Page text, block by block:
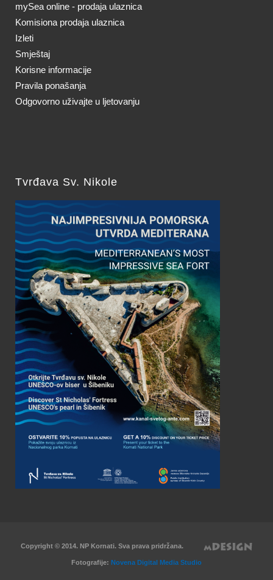
mySea online - prodaja ulaznica
Komisiona prodaja ulaznica
Izleti
Smještaj
Korisne informacije
Pravila ponašanja
Odgovorno uživajte u ljetovanju
Tvrđava Sv. Nikole
Copyright © 2014. NP Kornati. Sva prava pridržana.
Fotografije: Novena Digital Media Studio